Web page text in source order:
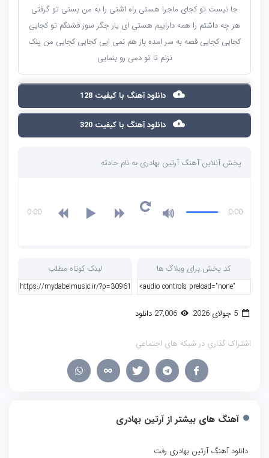
جا نیست تو کجای ماجرا هستی راه اشتی را به من بستی تو گرفتی
هر چه داشتم را همه داراییم هستی ای یار جگر سوز قشنگم تو کجایی
کجایی کجایی قصه به سر امده باز هم نمی ایی کجایی کجایی من پلک
نزنم تا تو دمی رو بنمایی
دانلود آهنگ با کیفیت 128
دانلود آهنگ با کیفیت 320
پخش آنلاین آهنگ آرتین بهادری به نام حادثه
0:00
0:00
کد پخش برای وبلاگ ها لینک کوتاه مطلب
5 جولای 2026 27,006 دانلود
اشتراک گذاری در شبکه های اجتماعی
آهنگ های بیشتر از آرتین بهادری
دانلود آهنگ آرتین بهادری رفت